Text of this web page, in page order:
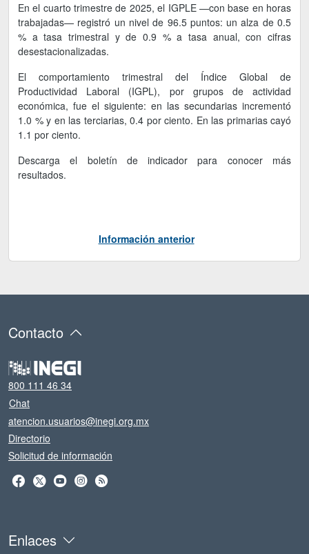
En el cuarto trimestre de 2025, el IGPLE —con base en horas
trabajadas— registró un nivel de 96.5 puntos: un alza de 0.5
% a tasa trimestral y de 0.9 % a tasa anual, con cifras
desestacionalizadas.
El comportamiento trimestral del Índice Global de
Productividad Laboral (IGPL), por grupos de actividad
económica, fue el siguiente: en las secundarias incrementó
1.0 % y en las terciarias, 0.4 por ciento. En las primarias cayó
1.1 por ciento.
Descarga el boletín de indicador para conocer más
resultados.
Información anterior
Contacto
800 111 46 34
Chat
atencion.usuarios@inegi.org.mx
Directorio
Solicitud de información
Enlaces